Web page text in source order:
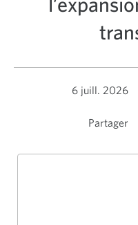
6 juill. 2026
Partager